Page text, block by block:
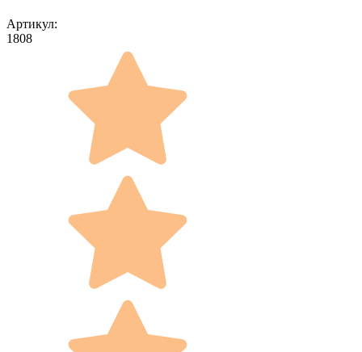
Артикул:
1808